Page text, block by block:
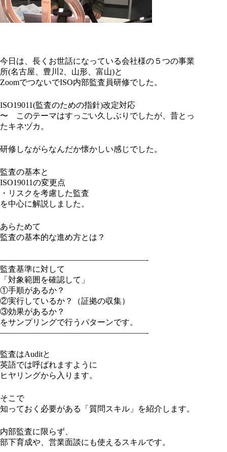
今日は、長くお世話になっている会社様の５つの事業
所(名古屋、豊川2、山形、富山)と
ZoomでつないでISO内部監査員研修でした。
ISO19011(監査のための指針)改定対応
〜 このテーマはすっごい久しぶりでしたが、昔とっ
たキネヅカ。
研修しながらなんだか懐かしい感じでした。
監査の基本と
ISO19011の変更点
・リスクを考慮した監査
を中心に解説しました。
あらためて
監査の基本的な進め方とは？
——————————————————-
監査基準に対して
「対象範囲を確認して」
①手順があるか？
②実行しているか？（証拠の収集）
③効果があるか？
をサンプリングで行うパターンです。
——————————————————-
監査はAuditと
英語では呼ばれますように
ヒヤリングから入ります。
そこで
知っておく必要がある「質問スキル」を紹介します。
内部監査に限らず、
部下育成や、営業面談にも使えるスキルです。